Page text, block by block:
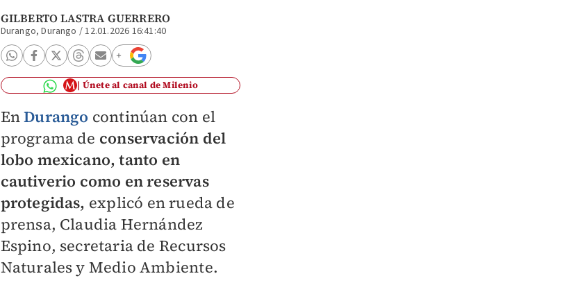
GILBERTO LASTRA GUERRERO
Durango, Durango /12.01.2026 16:41:40
Únete al canal de Milenio
EnDurango continúan con el
programa de conservación del
lobo mexicano, tanto en
cautiverio como en reservas
protegidas, explicó en rueda de
prensa, Claudia Hernández
Espino, secretaria de Recursos
Naturales y Medio Ambiente.